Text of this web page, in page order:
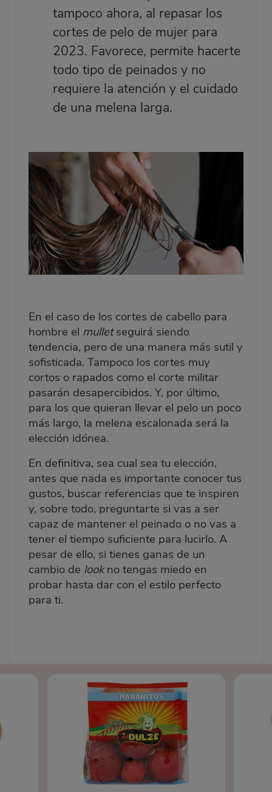
tampoco ahora, al repasar los
cortes de pelo de mujer para
2023. Favorece, permite hacerte
todo tipo de peinados y no
requiere la atención y el cuidado
de una melena larga.
En el caso de los cortes de cabello para
hombre el mulletseguirá siendo
tendencia, pero de una manera más sutil y
sofisticada. Tampoco los cortes muy
cortos o rapados como el corte militar
pasarán desapercibidos. Y, por último,
para los que quieran llevar el pelo un poco
más largo, la melena escalonada será la
elección idónea.
En definitiva, sea cual sea tu elección,
antes que nada es importante conocer tus
gustos, buscar referencias que te inspiren
y, sobre todo, preguntarte si vas a ser
capaz de mantener el peinado o no vas a
tener el tiempo suficiente para lucirlo. A
pesar de ello, si tienes ganas de un
cambio de lookno tengas miedo en
probar hasta dar con el estilo perfecto
para ti.